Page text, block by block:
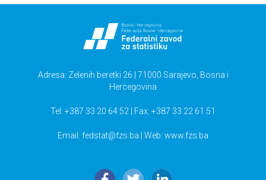
Adresa: Zelenih beretki 26 | 71000 Sarajevo, Bosna i
Hercegovina
Tel: +387 33 20 64 52 | Fax: +387 33 22 61 51
Email: fedstat@fzs.ba | Web: www.fzs.ba